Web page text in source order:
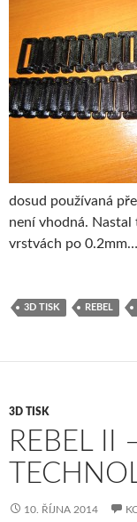
dosud používaná
není vhodná.
vrstvách po 0.2mm…
3D TISK REBEL
3D TISK
REBEL II
10. ŘÍJNA 2014